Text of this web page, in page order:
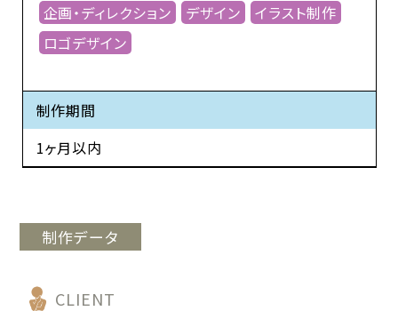
企画・ディレクション デザイン
イラスト制作
ロゴデザイン
制作期間
1ヶ月以内
制作データ
CLIENT